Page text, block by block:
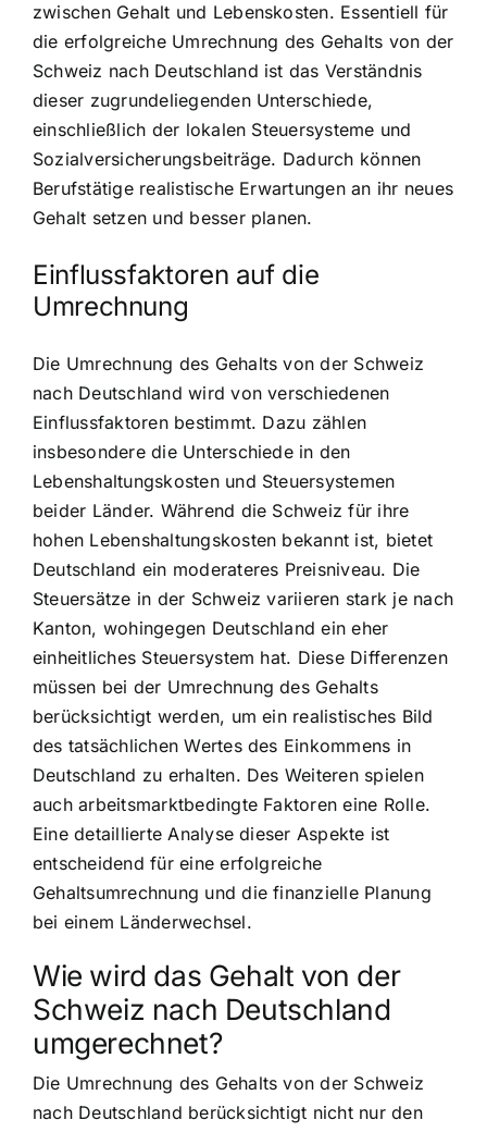
zwischen Gehalt und Lebenskosten. Essentiell für
die erfolgreiche Umrechnung des Gehalts von der
Schweiz nach Deutschland ist das Verständnis
dieser zugrundeliegenden Unterschiede,
einschließlich der lokalen Steuersysteme und
Sozialversicherungsbeiträge. Dadurch können
Berufstätige realistische Erwartungen an ihr neues
Gehalt setzen und besser planen.
Einflussfaktoren auf die
Umrechnung
Die Umrechnung des Gehalts von der Schweiz
nach Deutschland wird von verschiedenen
Einflussfaktoren bestimmt. Dazu zählen
insbesondere die Unterschiede in den
Lebenshaltungskosten und Steuersystemen
beider Länder. Während die Schweiz für ihre
hohen Lebenshaltungskosten bekannt ist, bietet
Deutschland ein moderateres Preisniveau. Die
Steuersätze in der Schweiz variieren stark je nach
Kanton, wohingegen Deutschland ein eher
einheitliches Steuersystem hat. Diese Differenzen
müssen bei der Umrechnung des Gehalts
berücksichtigt werden, um ein realistisches Bild
des tatsächlichen Wertes des Einkommens in
Deutschland zu erhalten. Des Weiteren spielen
auch arbeitsmarktbedingte Faktoren eine Rolle.
Eine detaillierte Analyse dieser Aspekte ist
entscheidend für eine erfolgreiche
Gehaltsumrechnung und die finanzielle Planung
bei einem Länderwechsel.
Wie wird das Gehalt von der
Schweiz nach Deutschland
umgerechnet?
Die Umrechnung des Gehalts von der Schweiz
nach Deutschland berücksichtigt nicht nur den